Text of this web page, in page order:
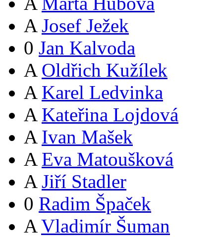
A Josef Ježek
0 Jan Kalvoda
A Oldřich Kužílek
A Karel Ledvinka
A Kateřina Lojdová
A Ivan Mašek
A Eva Matoušková
A Jiří Stadler
0 Radim Špaček
A Vladimír Šuman